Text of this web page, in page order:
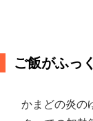
ご飯がふっ
かまどの炎の